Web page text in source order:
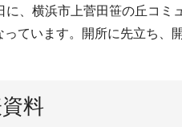
に、横浜市上菅田笹の丘コミ
っています。開所に先立ち、
料